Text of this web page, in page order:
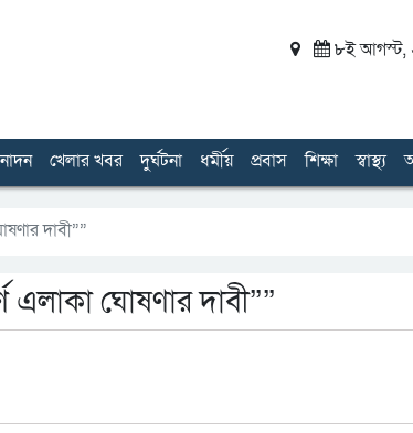
৮ই আগস্ট,
খেলার খবর দুর্ঘটনা ধর্মীয় প্রবাস শিক্ষা স্বাস্থ্য
দাবী””
এলাকা ঘোষণার দাবী””